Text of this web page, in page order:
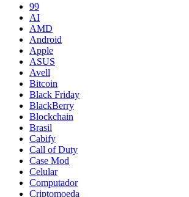
99
AI
AMD
Android
Apple
ASUS
Avell
Bitcoin
Black Friday
BlackBerry
Blockchain
Brasil
Cabify
Call of Duty
Case Mod
Celular
Computador
Criptomoeda